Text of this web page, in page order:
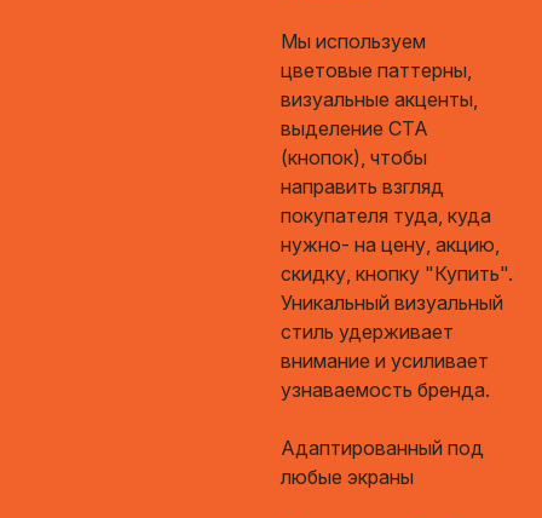
Мы используем
цветовые паттерны,
визуальные акценты,
выделение CTA
(кнопок), чтобы
направить взгляд
покупателя туда, куда
нужно- на цену, акцию,
скидку, кнопку "Купить".
Уникальный визуальный
стиль удерживает
внимание и усиливает
узнаваемость бренда.
Адаптированный под
любые экраны